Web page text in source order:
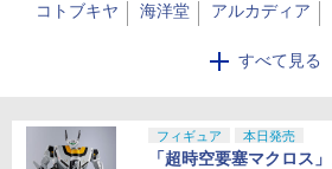
すべて見る
コトブキヤ 海洋堂 アルカディア
アオシマ バンダイ
トランスフォーマー ダイアクロン
フィギュア 本日発売
「超時空要塞マクロス